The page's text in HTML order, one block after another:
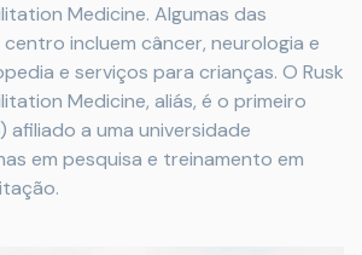
Medicine. Algumas das
incluem câncer, neurologia e
e serviços para crianças. O Rusk
Medicine, aliás, é o primeiro
a uma universidade
em pesquisa e treinamento em